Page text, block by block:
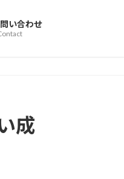
い合わせ
成